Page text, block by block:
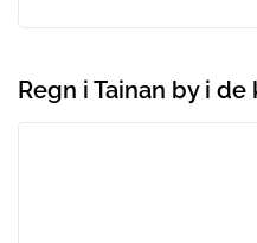
Regn i Tainan by i